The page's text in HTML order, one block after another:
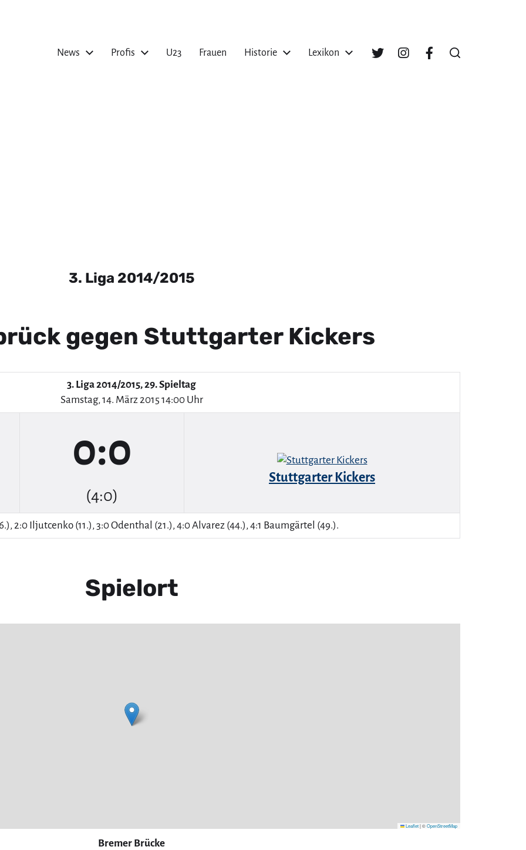
News Profis U23 Frauen Historie Lexikon
3. Liga 2014/2015
gegen Stuttgarter Kickers
3. Liga 2014/2015, 29. Spieltag
Samstag, 14. März 2015 14:00 Uhr
0:0
(4:0)
Stuttgarter Kickers
2:0 Iljutcenko (11.), 3:0 Odenthal (21.), 4:0 Alvarez (44.), 4:1 Baumgärtel (49.).
Spielort
Leaflet|©OpenStreetMap
Bremer Brücke